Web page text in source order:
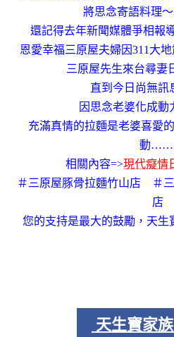
將思念寄語料理
還記得去年新聞媒體爭相報
恩愛幸福三原屋夫婦因311大
三原屋先生來台尋妻
直到今日尚無訊
因思念老婆化成動
充滿真情的拉麵是老婆喜愛的
動
相關內容=>現代癡情
＃三原屋豚骨拉麵竹山店 ＃
店
您的支持是最大的鼓勵，天生
天生寶家